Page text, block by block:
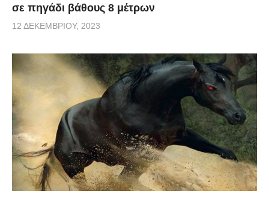
σε πηγάδι βάθους 8 μέτρων
12 ΔΕΚΕΜΒΡΊΟΥ, 2023